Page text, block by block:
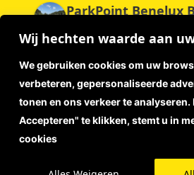
Wij hechten waarde aan
We gebruiken cookies om uw
verbeteren, gepersonaliseerde
tonen en ons verkeer te analyseren.
Accepteren" te klikken, stemt u in
cookies
ParkPoint Benelux
Gebaseerd op 59
Disclaimer
© 2026 ParkPoint Benelux |